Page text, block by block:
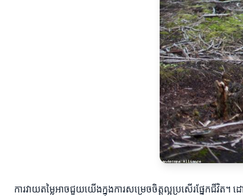
ការវាយតម្លៃអាចជួយយើងក្នុងការសម្រេចចិត្តល្អប្រសើរផ្នែ